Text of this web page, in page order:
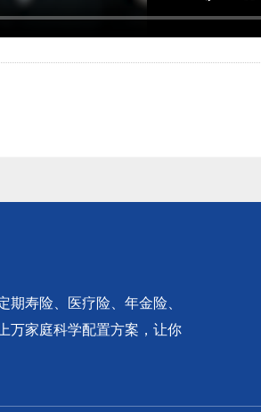
寿险、医疗险、年金险、
万家庭科学配置方案，让你